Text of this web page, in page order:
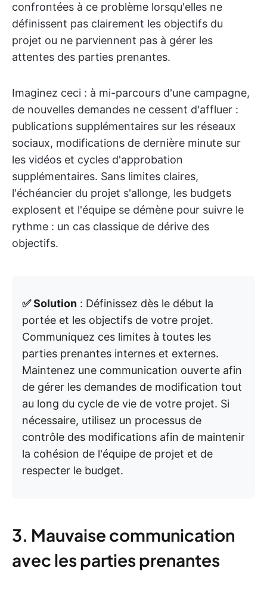
confrontées à ce problème lorsqu'elles ne
définissent pas clairement les objectifs du
projet ou ne parviennent pas à gérer les
attentes des parties prenantes.
Imaginez ceci : à mi-parcours d'une campagne,
de nouvelles demandes ne cessent d'affluer :
publications supplémentaires sur les réseaux
sociaux, modifications de dernière minute sur
les vidéos et cycles d'approbation
supplémentaires. Sans limites claires,
l'échéancier du projet s'allonge, les budgets
explosent et l'équipe se démène pour suivre le
rythme : un cas classique de dérive des
objectifs.
✅ Solution : Définissez dès le début la
portée et les objectifs de votre projet.
Communiquez ces limites à toutes les
parties prenantes internes et externes.
Maintenez une communication ouverte afin
de gérer les demandes de modification tout
au long du cycle de vie de votre projet. Si
nécessaire, utilisez un processus de
contrôle des modifications afin de maintenir
la cohésion de l'équipe de projet et de
respecter le budget.
3. Mauvaise communication
avec les parties prenantes